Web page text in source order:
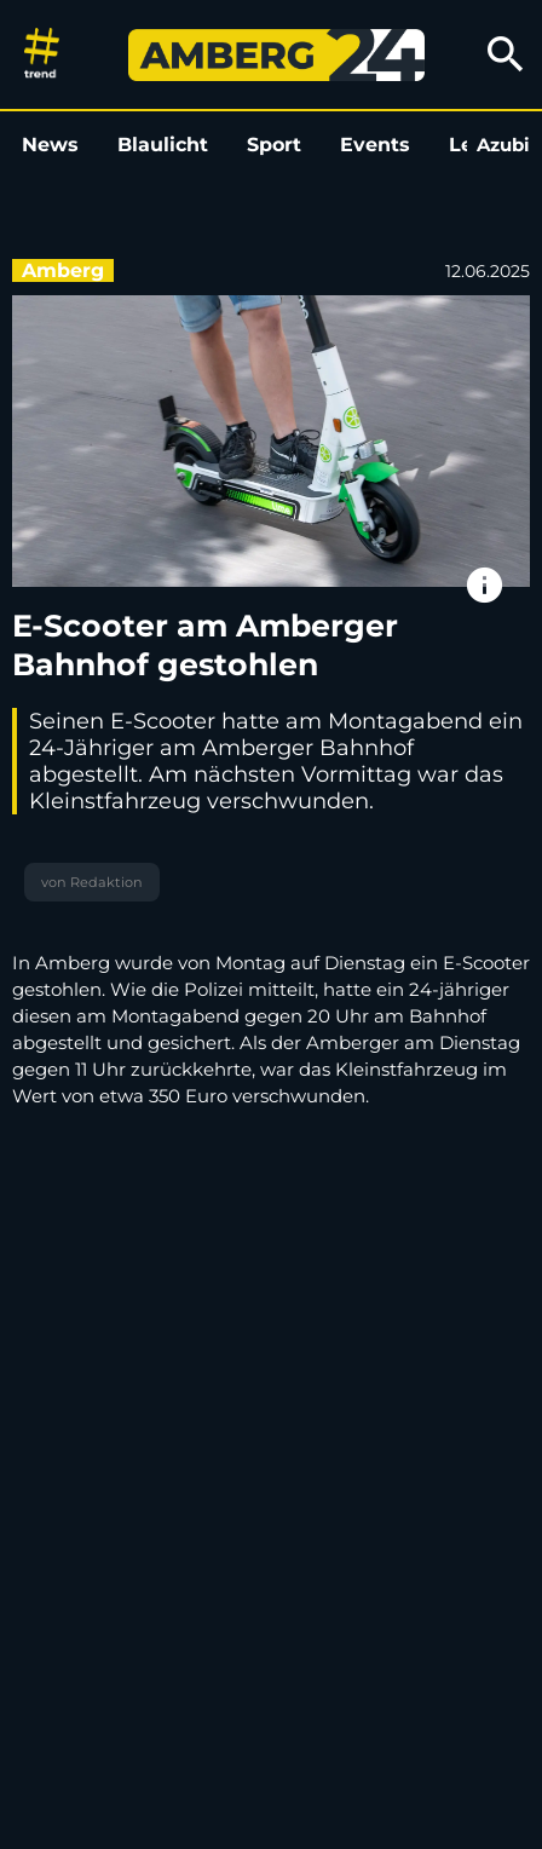
E-Scooter am Amberger
search
News Blaulicht Sport Events LeoAzubi
Amberg 12.06.2025
info
E-Scooter am Amberger
Bahnhof gestohlen
Seinen E-Scooter hatte am Montagabend ein
24-Jähriger am Amberger Bahnhof
abgestellt. Am nächsten Vormittag war das
Kleinstfahrzeug verschwunden.
von Redaktion
In Amberg wurde von Montag auf Dienstag ein E-Scooter
gestohlen. Wie die Polizei mitteilt, hatte ein 24-jähriger
diesen am Montagabend gegen 20 Uhr am Bahnhof
abgestellt und gesichert. Als der Amberger am Dienstag
gegen 11 Uhr zurückkehrte, war das Kleinstfahrzeug im
Wert von etwa 350 Euro verschwunden.